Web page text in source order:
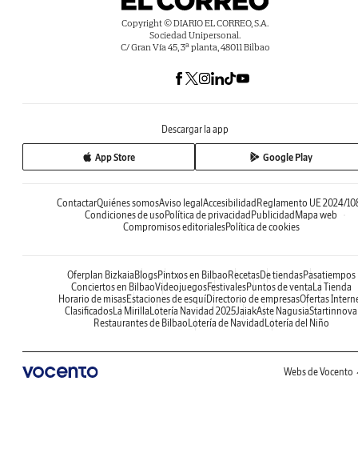
Copyright © DIARIO EL CORREO, S.A.
Sociedad Unipersonal.
C/ Gran Vía 45, 3ª planta, 48011 Bilbao
Descargar la app
App Store Google Play
ContactarQuiénes somosAviso legal Accesibilidad Reglamento UE 2024/
Condiciones de uso Política de privacidad Publicidad Mapa web
Compromisos editorialesPolítica de cookies
Oferplan Bizkaia BlogsPintxos en Bilbao RecetasDe tiendasPasatiempos
Conciertos en BilbaoVideojuegosFestivalesPuntos de venta La Tienda
Horario de misasEstaciones de esquíDirectorio de empresasOfertas
ClasificadosLa Mirilla Lotería Navidad 2025JaiakAste NagusiaStartinnova
Restaurantes de Bilbao Lotería de Navidad Lotería del Niño
Webs de Vocento